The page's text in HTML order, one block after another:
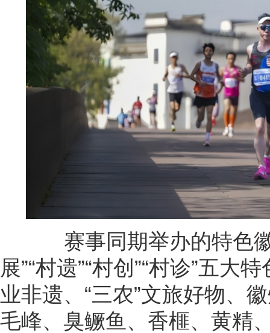
赛事同期举办的特色徽
展”“村遗”“村创”“村诊”五大
业非遗、“三农”文旅好物、
毛峰、臭鳜鱼、香榧、黄精